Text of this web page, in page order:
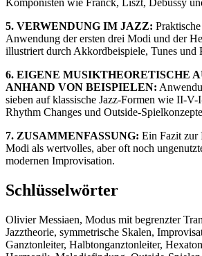
Komponisten wie Franck, Liszt, Debussy
5. VERWENDUNG IM JAZZ:
Anwendung der ersten drei Modi und der
illustriert durch Akkordbeispiele, Tunes und
6. EIGENE MUSIKTHEORETISCHE
ANHAND VON BEISPIELEN:
sieben auf klassische Jazz-Formen wie II-
Rhythm Changes und Outside-
7. ZUSAMMENFASSUNG: Ein Fazit zur
Modi als wertvolles, aber oft noch
modernen Improvisation.
Schlüsselwörter
Olivier Messiaen, Modus mit begrenzter
Jazztheorie, symmetrische Skalen,
Ganztonleiter, Halbtonganztonleiter,